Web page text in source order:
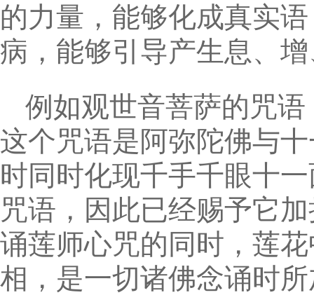
的力量，能够化成真实
病，能够引导产生息、
例如观世音菩萨的咒
这个咒语是阿弥陀佛与
时同时化现千手千眼十
咒语，因此已经赐予它
诵莲师心咒的同时，莲
相，是一切诸佛念诵时